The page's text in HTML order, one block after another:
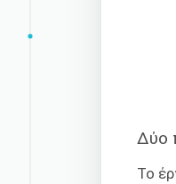
Δύο
Το